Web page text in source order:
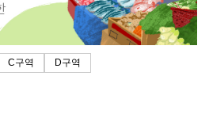
C구역 D구역